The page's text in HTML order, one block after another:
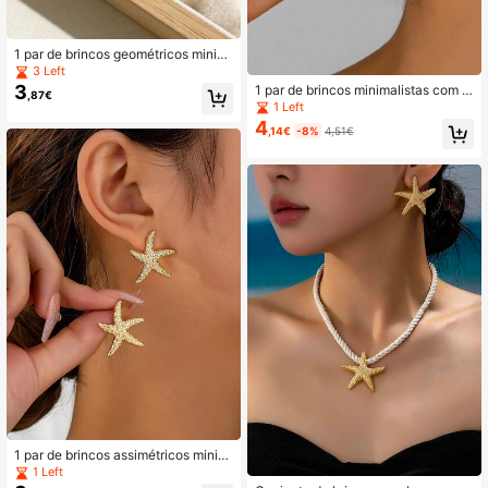
1 par de brincos geométricos minim
alistas dourados (para mulheres)
3 Left
3 ,87€
1 par de brincos assimétricos minim
alistas em formato de estrela-do-m
1 Left
1 par de brincos minimalistas com le
tras (para mulheres)
1 Left
4,14€ -8% 4,51€